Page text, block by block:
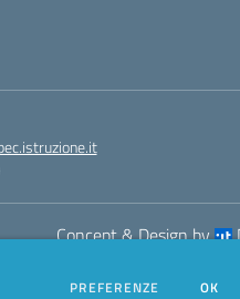
Concept & Design by
PREFERENZE DEI COOKIE
OK